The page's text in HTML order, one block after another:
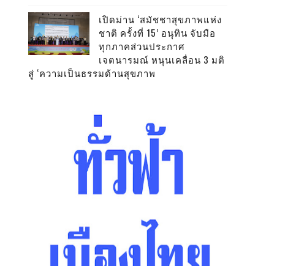
เปิดม่าน ‘สมัชชาสุขภาพแห่ง
ชาติ ครั้งที่ 15’ อนุทิน จับมือ
ทุกภาคส่วนประกาศ
เจตนารมณ์ หนุนเคลื่อน 3 มติ
สู่ ‘ความเป็นธรรมด้านสุขภาพ